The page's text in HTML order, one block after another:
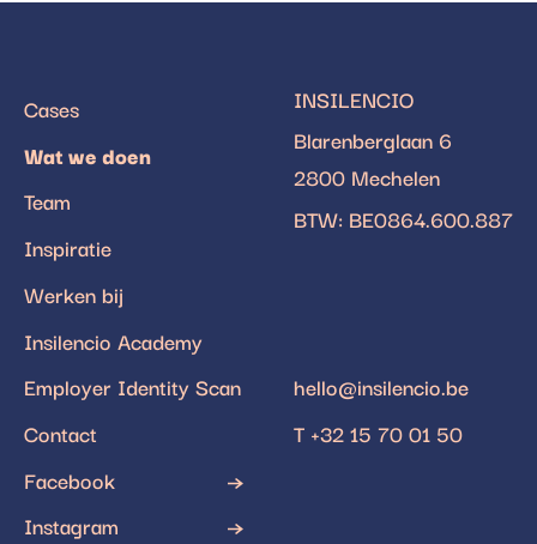
Cases
Wat we doen
Team
Inspiratie
Werken bij
Insilencio Academy
Employer Identity Scan
Contact
INSILENCIO
Blarenberglaan 6
2800 Mechelen
BTW: BE0864.600.887
hello@insilencio.be
T +32 15 70 01 50
Facebook
Instagram